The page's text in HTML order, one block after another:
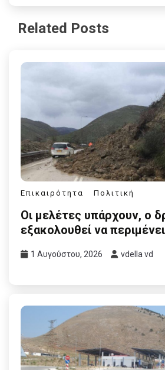
Related Posts
Επικαιρότητα Πολιτική
Οι μελέτες υπάρχουν, ο
εξακολουθεί να
1 Αυγούστου, 2026 vdella vd